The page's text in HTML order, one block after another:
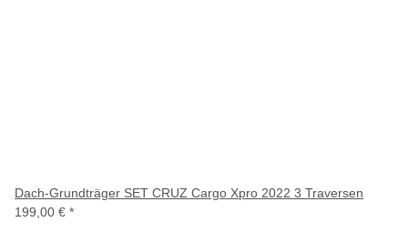
Dach-Grundträger SET CRUZ Cargo Xpro 2022 3 Traversen
199,00 € *